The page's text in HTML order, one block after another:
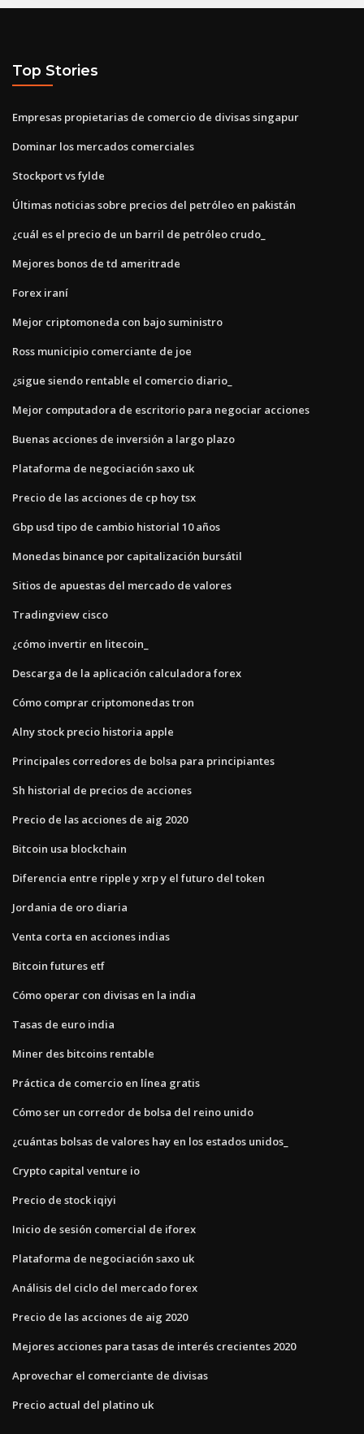
Top Stories
Empresas propietarias de comercio de divisas singapur
Dominar los mercados comerciales
Stockport vs fylde
Últimas noticias sobre precios del petróleo en pakistán
¿cuál es el precio de un barril de petróleo crudo_
Mejores bonos de td ameritrade
Forex iraní
Mejor criptomoneda con bajo suministro
Ross municipio comerciante de joe
¿sigue siendo rentable el comercio diario_
Mejor computadora de escritorio para negociar acciones
Buenas acciones de inversión a largo plazo
Plataforma de negociación saxo uk
Precio de las acciones de cp hoy tsx
Gbp usd tipo de cambio historial 10 años
Monedas binance por capitalización bursátil
Sitios de apuestas del mercado de valores
Tradingview cisco
¿cómo invertir en litecoin_
Descarga de la aplicación calculadora forex
Cómo comprar criptomonedas tron
Alny stock precio historia apple
Principales corredores de bolsa para principiantes
Sh historial de precios de acciones
Precio de las acciones de aig 2020
Bitcoin usa blockchain
Diferencia entre ripple y xrp y el futuro del token
Jordania de oro diaria
Venta corta en acciones indias
Bitcoin futures etf
Cómo operar con divisas en la india
Tasas de euro india
Miner des bitcoins rentable
Práctica de comercio en línea gratis
Cómo ser un corredor de bolsa del reino unido
¿cuántas bolsas de valores hay en los estados unidos_
Crypto capital venture io
Precio de stock iqiyi
Inicio de sesión comercial de iforex
Plataforma de negociación saxo uk
Análisis del ciclo del mercado forex
Precio de las acciones de aig 2020
Mejores acciones para tasas de interés crecientes 2020
Aprovechar el comerciante de divisas
Precio actual del platino uk